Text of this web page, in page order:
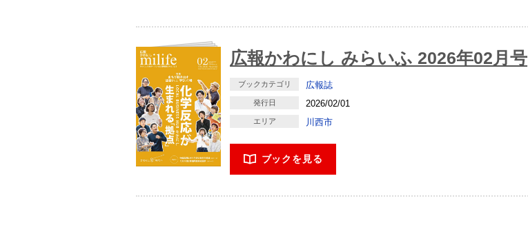
広報かわにし みらいふ 2026年02月号
ブックカテゴリ 広報誌
発行日 2026/02/01
エリア 川西市
ブックを見る